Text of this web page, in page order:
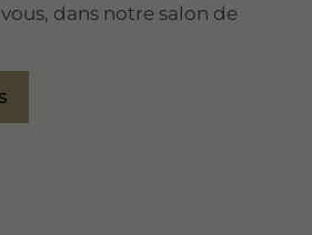
dans notre salon de